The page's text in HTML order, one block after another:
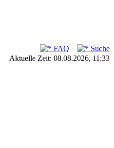
FAQ
Suche
Aktuelle Zeit: 08.08.2026, 11:33